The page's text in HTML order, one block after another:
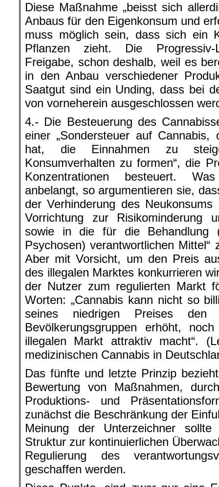
Diese Maßnahme „beisst sich
Anbaus für den Eigenkonsum und
muss möglich sein, dass sich ein
Pflanzen zieht. Die
Freigabe, schon deshalb, weil es
in den Anbau verschiedener
Saatgut sind ein Unding, dass bei
von vorneherein ausgeschlossen
4.- Die Besteuerung des
einer „Sondersteuer auf
hat, die Einnahmen zu
Konsumverhalten zu formen“, die
Konzentrationen besteuert.
anbelangt, so argumentieren sie,
der Verhinderung des
Vorrichtung zur Risikominderung
sowie in die für die Behandlung
Psychosen) verantwortlichen Mittel“
Aber mit Vorsicht, um den Preis
des illegalen Marktes konkurrieren
der Nutzer zum regulierten Markt
Worten: „Cannabis kann nicht so
seines niedrigen Preises den
Bevölkerungsgruppen erhöht,
illegalen Markt attraktiv macht“.
medizinischen Cannabis in
Das fünfte und letzte Prinzip
Bewertung von Maßnahmen,
Produktions- und
zunächst die Beschränkung der
Meinung der Unterzeichner sollte
Struktur zur kontinuierlichen
Regulierung des
geschaffen werden.